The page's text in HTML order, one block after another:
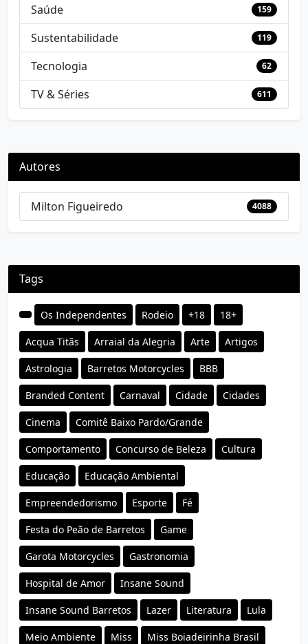
Saúde 159
Sustentabilidade 119
Tecnologia 62
TV & Séries 611
Autores
Milton Figueiredo 4088
Tags
Os Independentes Rodeio +18 18+
Acqua Titãs Arraial da Alegria Arte Artigos
Astrologia Barretos Motorcycles BBB
Branded Content Carnaval Cidade Cidades
Cinema Comitê Baixo Pardo/Grande
Comportamento Concurso de Beleza Cultura
Educação Educação Ambiental
Empreendedorismo Esporte Fé
Festa do Peão de Barretos Game
Garota Motorcycles Gastronomia
Hospital de Amor Insane Sound
Insane Sound Barretos Lazer Literatura Lula
Meio Ambiente Miss Miss Boiadeirinha Brasil